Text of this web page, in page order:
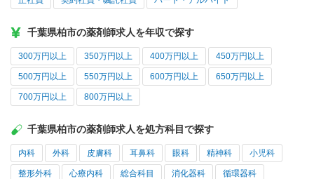
千葉県柏市の薬剤師求人を年収で探す
300万円以上 350万円以上 400万円以上 450万円以上
500万円以上 550万円以上 600万円以上 650万円以上
700万円以上 800万円以上
千葉県柏市の薬剤師求人を処方科目で探す
内科 外科 皮膚科 耳鼻科 眼科 精神科 小児科
整形外科 心療内科 総合科目 消化器科 循環器科